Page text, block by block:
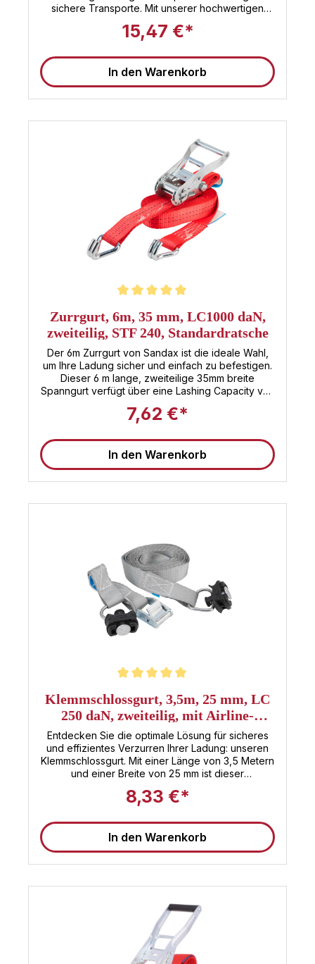
sichere Transporte. Mit unserer hochwertigen
stark, sondern auch komfortabel in der
ermöglicht ein einfaches, kraftsparendes Spannen
und sorgt so für eine mühelose Sicherung Ihrer
Ladung. Egal, ob Sie schwere Lasten auf Ihrem
Lkw sichern oder Ihr Equipment während des
Ladung zuverlässig. Verlassen Sie sich auf die
erleben Sie erstklassige Sicherheit und
Langlebigkeit in einem Produkt! 🚚 Hinweis: Diese
Gurte sind für den Einsatz als LKW Spanngurte
geeignet und erfüllen die gängigen Normen der
Ladungssicherung. Dieser Spanngurt ist TÜV
Sandax finden Hat dieser Gurt nicht die richtige
Länge, oder suchen Sie noch weitere 50mm
Spanngurte? Klicken Sie einfach auf den Button,
um zu unserer Kategorie mit allen 50mm
Überblick
15,47 €*
In den Warenkorb
Zurrgurt, 6m, 35 mm, LC1000 daN,
zweiteilig, STF 240, Standardratsche
Der 6m Zurrgurt von Sandax ist die ideale Wahl,
um Ihre Ladung sicher und einfach zu befestigen.
Dieser 6 m lange, zweiteilige 35mm breite
Spanngurt verfügt über eine Lashing Capacity von
Ihre Ladung während des Transports stets sicher
Balance zwischen Stärke und Komfort. Dieser
Spanngurt ist TÜV zertifiziert: Noch mehr 35mm
Spanngurte bei Sandax finden Hat dieser Gurt
nicht die richtige Länge, oder suchen Sie noch
auf den Button, um zu unserer Kategorie mit allen
7,62 €*
In den Warenkorb
Klemmschlossgurt, 3,5m, 25 mm, LC
250 daN, zweiteilig, mit Airline-
Endfitting
Entdecken Sie die optimale Lösung für sicheres
und effizientes Verzurren Ihrer Ladung: unseren
Klemmschlossgurt. Mit einer Länge von 3,5 Metern
und einer Breite von 25 mm ist dieser
vielfältige Anwendungen. Er zeichnet sich durch
was ihn zu einem verlässlichen Helfer beim
Sichern von Fracht und Ausrüstung macht. Das
innovative Airline-Endfitting garantiert dabei eine
besonders einfache und schnelle Handhabung
Schienensystemen. Ob für professionelle
dieser Klemmschlossgurt bietet Stärke, Flexibilität
und Sicherheit, um Ihre Ladung zuverlässig zu
fixieren. Machen Sie keine Kompromisse, wenn es
um die Sicherheit Ihrer Ladung geht.Eigenschaften
8,33 €*
In den Warenkorb